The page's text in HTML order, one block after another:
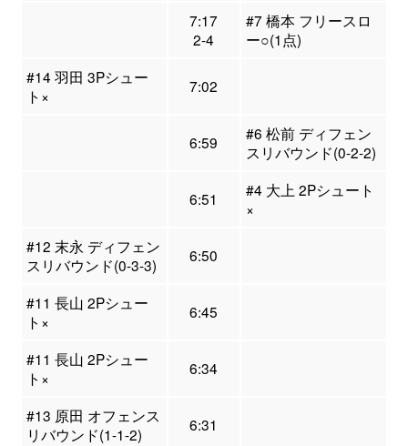
7:17
2-4
#7 橋本 フリースロ
ー○(1点)
#14 羽田 3Pシュー
ト×
7:02
6:59
#6 松前 ディフェン
スリバウンド(0-2-2)
6:51
#4 大上 2Pシュート
×
#12 末永 ディフェン
スリバウンド(0-3-3)
6:50
#11 長山 2Pシュー
ト×
6:45
#11 長山 2Pシュー
ト×
6:34
#13 原田 オフェンス
リバウンド(1-1-2)
6:31